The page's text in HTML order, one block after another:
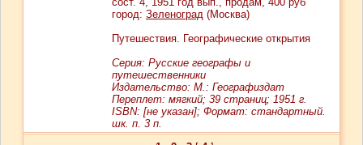
город: Зеленоград (Москва)
Путешествия. Географические открытия
Серия: Русские географы и
путешественники
Издательство: М.: Географиздат
Переплет: мягкий; 39 страниц; 1951 г.
ISBN: [не указан]; Формат: стандартный.
шк. п. 3 п.